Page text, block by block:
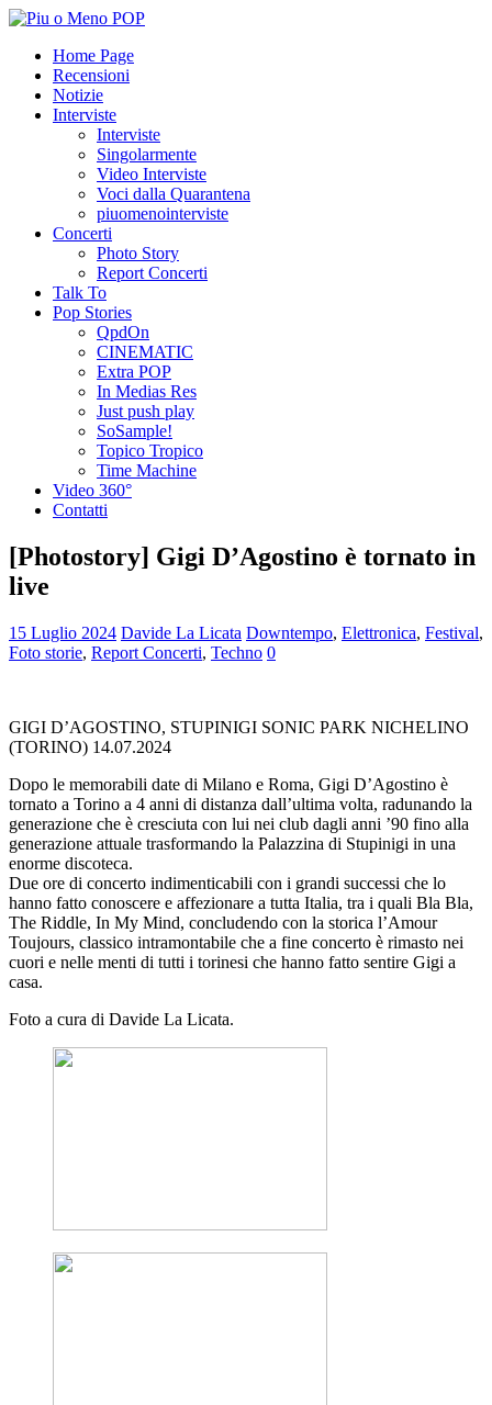
Home Page
Recensioni
Notizie
Interviste
Interviste
Singolarmente
Video Interviste
Voci dalla Quarantena
piuomenointerviste
Concerti
Photo Story
Report Concerti
Talk To
Pop Stories
QpdOn
CINEMATIC
Extra POP
In Medias Res
Just push play
SoSample!
Topico Tropico
Time Machine
Video 360°
Contatti
[Photostory] Gigi D’Agostino è tornato in
live
15 Luglio 2024 Davide La Licata Downtempo, Elettronica, Festival,
Foto storie, Report Concerti, Techno 0
GIGI D’AGOSTINO, STUPINIGI SONIC PARK NICHELINO
(TORINO) 14.07.2024
Dopo le memorabili date di Milano e Roma, Gigi D’Agostino è
tornato a Torino a 4 anni di distanza dall’ultima volta, radunando la
generazione che è cresciuta con lui nei club dagli anni ’90 fino alla
generazione attuale trasformando la Palazzina di Stupinigi in una
enorme discoteca.
Due ore di concerto indimenticabili con i grandi successi che lo
hanno fatto conoscere e affezionare a tutta Italia, tra i quali Bla Bla,
The Riddle, In My Mind, concludendo con la storica l’Amour
Toujours, classico intramontabile che a fine concerto è rimasto nei
cuori e nelle menti di tutti i torinesi che hanno fatto sentire Gigi a
casa.
Foto a cura di Davide La Licata.